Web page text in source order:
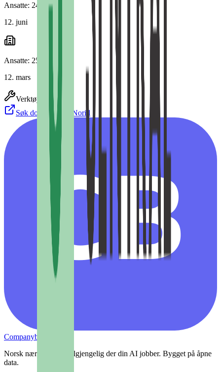
Ansatte: 24 → 22
12. juni
Ansatte: 25 → 24
12. mars
Verktøy
Søk domener hos Norid
CB
Companybook
Norsk næringsliv — tilgjengelig der din AI jobber. Bygget på åpne
data.